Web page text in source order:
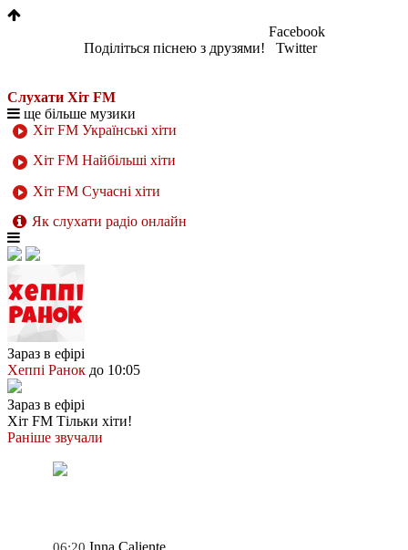
Поділіться піснею з друзями!
Facebook
Twitter
Слухати Хіт FM
ще більше музики
Хіт FM Українські хіти
Хіт FM Найбільші хіти
Хіт FM Сучасні хіти
Як слухати радіо онлайн
Зараз в ефірі
Хеппі Ранок до 10:05
Зараз в ефірі
Хіт FM Тільки хіти!
Раніше звучали
Inna Caliente